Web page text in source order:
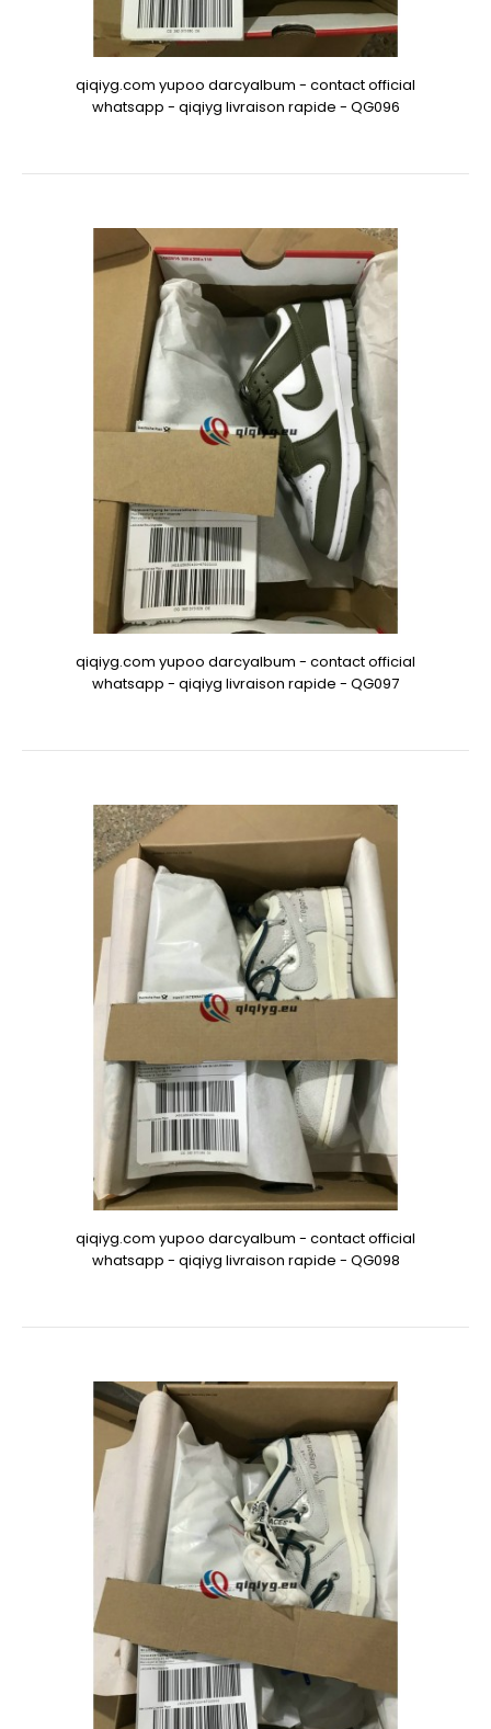
qiqiyg.com yupoo darcyalbum - contact official
whatsapp - qiqiyg livraison rapide - QG096
qiqiyg.com yupoo darcyalbum - contact official
whatsapp - qiqiyg livraison rapide - QG097
qiqiyg.com yupoo darcyalbum - contact official
whatsapp - qiqiyg livraison rapide - QG098